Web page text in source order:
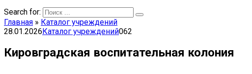
Search for:
Главная » Каталог учреждений
28.01.2026Каталог учреждений062
Кировградская воспитательная колония